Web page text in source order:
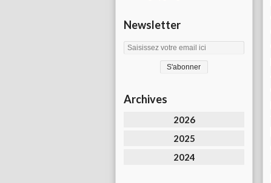
Newsletter
Archives
2026
2025
2024